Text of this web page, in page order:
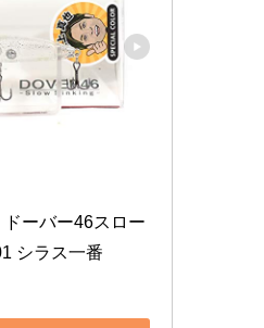
ーバー46スロー
シラス一番